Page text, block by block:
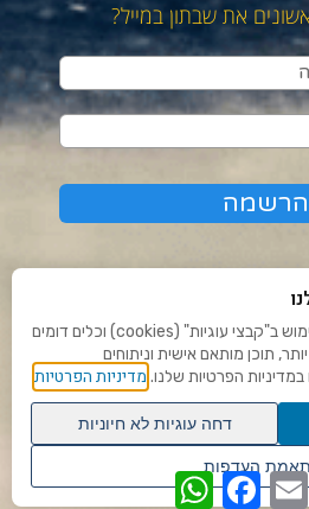
את שבתון במייל?
ומדיניות פרטיות
פנו אלינו
נגישות
WhatsAppFacebookEmail
לידיעתכם, באתר זה נעשה שימוש ב"קבצי עוגיות" (cookies) וכלים דומים
תוכן מותאם אישית וניתוחים
הפרטיות שלנו. מדיניות הפרטיות
דחה עוגיות לא חיוניות
העדפות